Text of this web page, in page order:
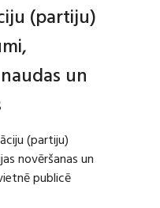
(partiju)
un
(partiju)
novēršanas un
publicē